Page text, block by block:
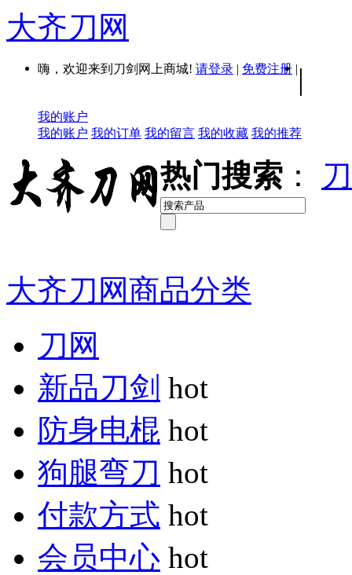
大齐刀网
嗨，欢迎来到刀剑网上商城! 请登录 | 免费注册 | |
我的账户
我的账户 我的订单 我的留言 我的收藏 我的推荐
热门搜索 ：
大齐刀网商品分类
刀网
新品刀剑 hot
防身电棍 hot
狗腿弯刀 hot
付款方式 hot
会员中心 hot